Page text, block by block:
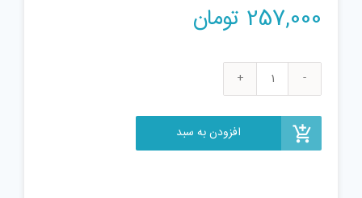
257,000 تومان
ساختنی
مینیاتوریافزودن به سبد